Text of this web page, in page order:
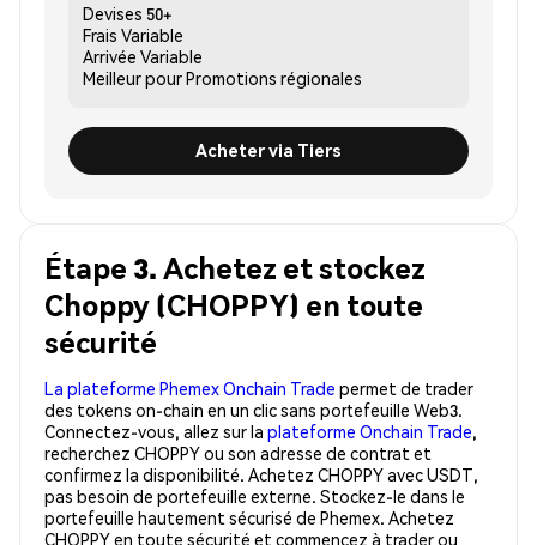
Devises 50+
Frais Variable
Arrivée Variable
Meilleur pourPromotions régionales
Acheter via Tiers
Étape 3. Achetez et stockez
Choppy (CHOPPY) en toute
sécurité
La plateforme Phemex Onchain Trade permet de trader
des tokens on-chain en un clic sans portefeuille Web3.
Connectez-vous, allez sur la plateforme Onchain Trade,
recherchez CHOPPY ou son adresse de contrat et
confirmez la disponibilité. Achetez CHOPPY avec USDT,
pas besoin de portefeuille externe. Stockez-le dans le
portefeuille hautement sécurisé de Phemex. Achetez
CHOPPY en toute sécurité et commencez à trader ou